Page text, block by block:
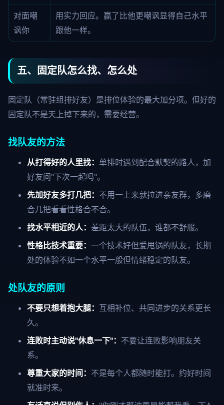
对面嘲
讽你
用实力回应。赢了比他更嘲讽显得自己水平
跟他一样。
五、固定队怎么找、怎么处
固定队（常驻组排好友）是排位体验的最大加分项。但好的
固定队不是天上掉下来的，需要经营。
找队友的方法
从打得好的人里找： 单排时遇到配合默契的路人，加
好友问"下次一起吗"。
先加好友多打几把： 不用一上来就拉进亲友群，多磨
合几把看看性格合不合。
找水平相近的人： 差距太大的队伍，谁都不舒服。
性格比技术重要： 一个技术好但爱甩锅的队友，长期
处的体验不如一个水平一般但情绪稳定的队友。
处队友的原则
不要只想着抱大腿： 互相补位、共同进步的关系更长
久。
连败时主动说"休息一下"： 不要让连败影响朋友关
系。
尊重大家的时间： 不是每个人都随时能打。约好时间
就准时来。